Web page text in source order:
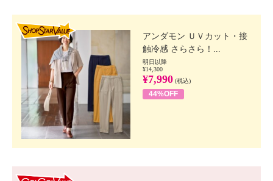
アンダモン ＵＶカット・接
触冷感 さらさら！...
明日以降
¥14,300
¥7,990 (税込)
44%OFF